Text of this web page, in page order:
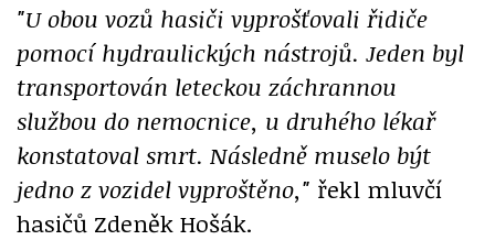
"U obou vozů hasiči vyprošťovali řidiče
pomocí hydraulických nástrojů. Jeden byl
transportován leteckou záchrannou
službou do nemocnice, u druhého lékař
konstatoval smrt. Následně muselo být
jedno z vozidel vyproštěno," řekl mluvčí
hasičů Zdeněk Hošák.